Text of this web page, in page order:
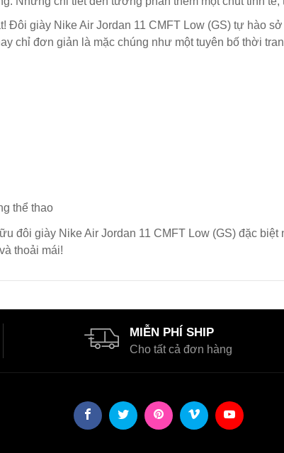
Đôi giày Nike Air Jordan 11 CMFT Low (GS) tự hào
chỉ đơn giản là mặc chúng như một tuyên bố thời
thể thao
đôi giày Nike Air Jordan 11 CMFT Low (GS) đặc
thoải mái!
MIỄN PHÍ SHIP
Cho tất cả đơn hàng